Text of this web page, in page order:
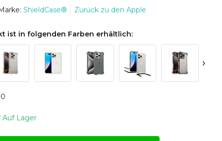
ShieldCase® Zurück zu den Apple
ist in folgenden Farben erhältlich:
›
0
Auf Lager